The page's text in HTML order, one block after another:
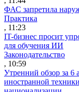
ФАС запретила
Практика
, 11:23
IT-бизнес просит
для обучения ИИ
Законодательство
, 10:59
Утренний обзор за 6
иностранной